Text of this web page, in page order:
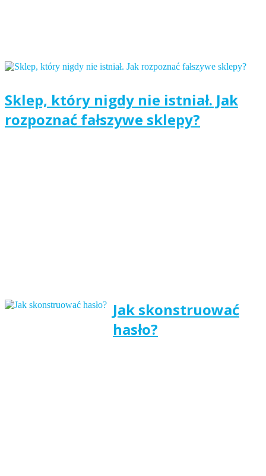
Sklep, który nigdy nie istniał. Jak
rozpoznać fałszywe sklepy?
Jak skonstruować
hasło?